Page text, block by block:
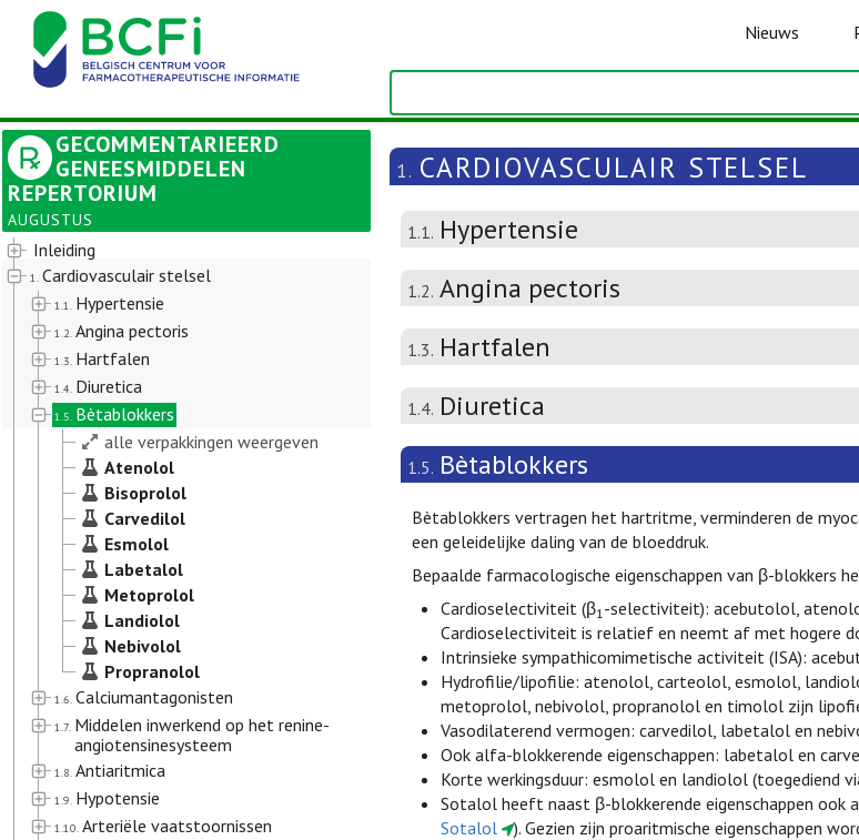
Nieuws
GECOMMENTARIEERD
GENEESMIDDELEN
REPERTORIUM
AUGUSTUS
Inleiding
1. Cardiovasculair stelsel
1.1. Hypertensie
1.2. Angina pectoris
1.3. Hartfalen
1.4. Diuretica
1.5. Bètablokkers
alle verpakkingen weergeven
Atenolol
Bisoprolol
Carvedilol
Esmolol
Labetalol
Metoprolol
Landiolol
Nebivolol
Propranolol
1.6. Calciumantagonisten
1.7. Middelen inwerkend op het renine-
angiotensinesysteem
1.8. Antiaritmica
1.9. Hypotensie
1.10. Arteriële vaatstoornissen
1. CARDIOVASCULAIR STELSEL
1.1. Hypertensie
1.2. Angina pectoris
1.3. Hartfalen
1.4. Diuretica
1.5. Bètablokkers
Bètablokkers vertragen het hartritme, verminderen de
een geleidelijke daling van de bloeddruk.
Bepaalde farmacologische eigenschappen van β-blokkers
Cardioselectiviteit (β1-selectiviteit): acebutolol,
Cardioselectiviteit is relatief en neemt af met hogere
Intrinsieke sympathicomimetische activiteit (ISA):
Hydrofilie/lipofilie: atenolol, carteolol, esmolol,
metoprolol, nebivolol, propranolol en timolol zijn
Vasodilaterend vermogen: carvedilol, labetalol en
Ook alfa-blokkerende eigenschappen: labetalol en
Korte werkingsduur: esmolol en landiolol (toegediend
Sotalol heeft naast β-blokkerende eigenschappen ook
Sotalol
). Gezien zijn proaritmische eigenschappen